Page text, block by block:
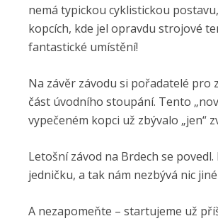
nemá typickou cyklistickou
kopcích, kde jel opravdu strojové
fantastické umístění!
Na závěr závodu si pořadatelé
část úvodního stoupání. Tento
vypečeném kopci už zbývalo „jen“
Letošní závod na Brdech se
jedničku, a tak nám nezbývá nic
A nezapomeňte – startujeme už